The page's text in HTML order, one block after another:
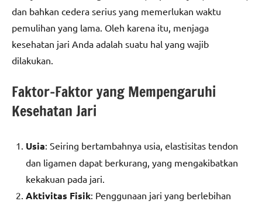
dan bahkan cedera serius yang memerlukan waktu
pemulihan yang lama. Oleh karena itu, menjaga
kesehatan jari Anda adalah suatu hal yang wajib
dilakukan.
Faktor-Faktor yang Mempengaruhi
Kesehatan Jari
Usia: Seiring bertambahnya usia, elastisitas tendon
dan ligamen dapat berkurang, yang mengakibatkan
kekakuan pada jari.
Aktivitas Fisik: Penggunaan jari yang berlebihan